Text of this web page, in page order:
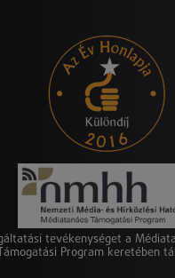
tevékenységet a
Támogatási Program keretében